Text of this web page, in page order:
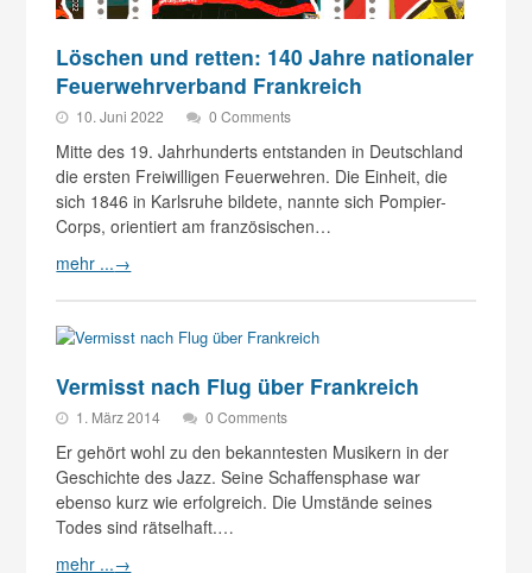
Löschen und retten: 140 Jahre nationaler
Feuerwehrverband Frankreich
10. Juni 2022 0 Comments
Mitte des 19. Jahrhunderts entstanden in Deutschland
die ersten Freiwilligen Feuerwehren. Die Einheit, die
sich 1846 in Karlsruhe bildete, nannte sich Pompier-
Corps, orientiert am französischen…
mehr ...→
Vermisst nach Flug über Frankreich
1. März 2014 0 Comments
Er gehört wohl zu den bekanntesten Musikern in der
Geschichte des Jazz. Seine Schaffensphase war
ebenso kurz wie erfolgreich. Die Umstände seines
Todes sind rätselhaft.…
mehr ...→